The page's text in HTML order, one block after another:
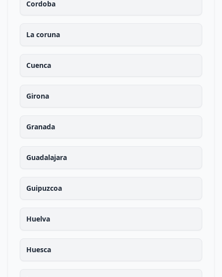
Cordoba
La coruna
Cuenca
Girona
Granada
Guadalajara
Guipuzcoa
Huelva
Huesca